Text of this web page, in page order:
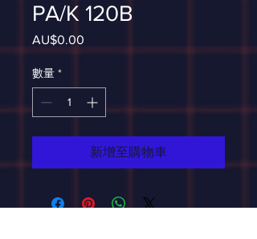
PA/K 120B
AU$0.00
數量 *
新增至購物車